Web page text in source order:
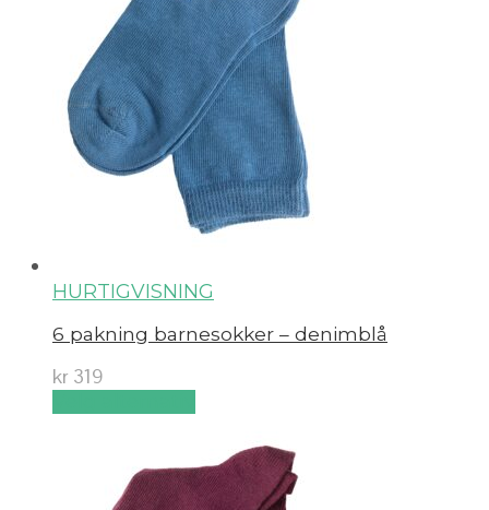
HURTIGVISNING
6 pakning barnesokker – denimblå
kr 319